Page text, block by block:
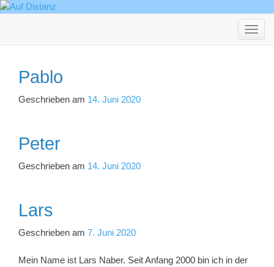
ein-/
Pablo
Geschrieben am 14. Juni 2020
Peter
Geschrieben am 14. Juni 2020
Lars
Geschrieben am 7. Juni 2020
Mein Name ist Lars Naber. Seit Anfang 2000 bin ich in der